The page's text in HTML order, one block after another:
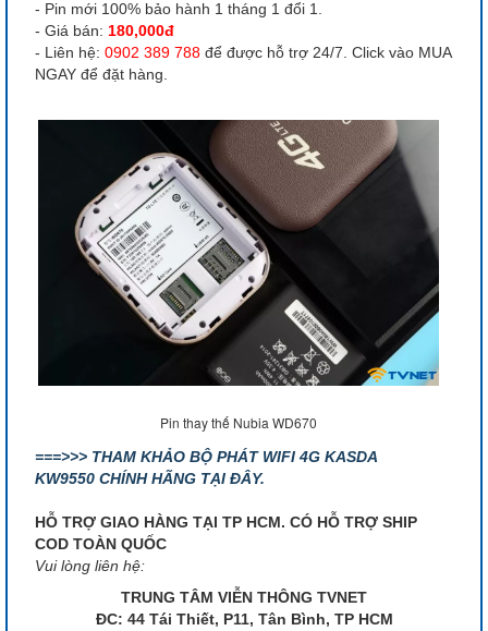
- Pin mới 100% bảo hành 1 tháng 1 đổi 1.
- Giá bán: 180,000đ
- Liên hệ: 0902 389 788 để được hỗ trợ 24/7. Click vào MUA
NGAY để đặt hàng.
Pin thay thế Nubia WD670
===>>> THAM KHẢO BỘ PHÁT WIFI 4G KASDA
KW9550 CHÍNH HÃNG TẠI ĐÂY.
HỖ TRỢ GIAO HÀNG TẠI TP HCM. CÓ HỖ TRỢ SHIP
COD TOÀN QUỐC
Vui lòng liên hệ:
TRUNG TÂM VIỄN THÔNG TVNET
ĐC: 44 Tái Thiết, P11, Tân Bình, TP HCM